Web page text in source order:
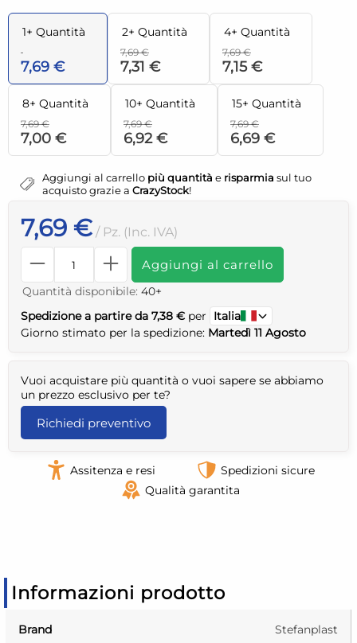
1+ Quantità
7,69 €
2+ Quantità
7,69 €
7,31 €
4+ Quantità
7,69 €
7,15 €
8+ Quantità
7,69 €
7,00 €
10+ Quantità
7,69 €
6,92 €
15+ Quantità
7,69 €
6,69 €
Aggiungi al carrello più quantità e risparmia sul tuo
acquisto grazie a CrazyStock!
7,69 € / Pz. (Inc. IVA)
Aggiungi al carrello
Quantità disponibile: 40+
Spedizione a partire da 7,38 € per
Italia
Giorno stimato per la spedizione: Martedì 11 Agosto
Vuoi acquistare più quantità o vuoi sapere se abbiamo
un prezzo esclusivo per te?
Richiedi preventivo
Assitenza e resi
Spedizioni sicure
Qualità garantita
Informazioni prodotto
Brand Stefanplast